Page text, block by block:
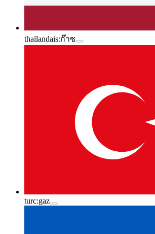
thaïlandais:ก๊าซ
turc:gaz